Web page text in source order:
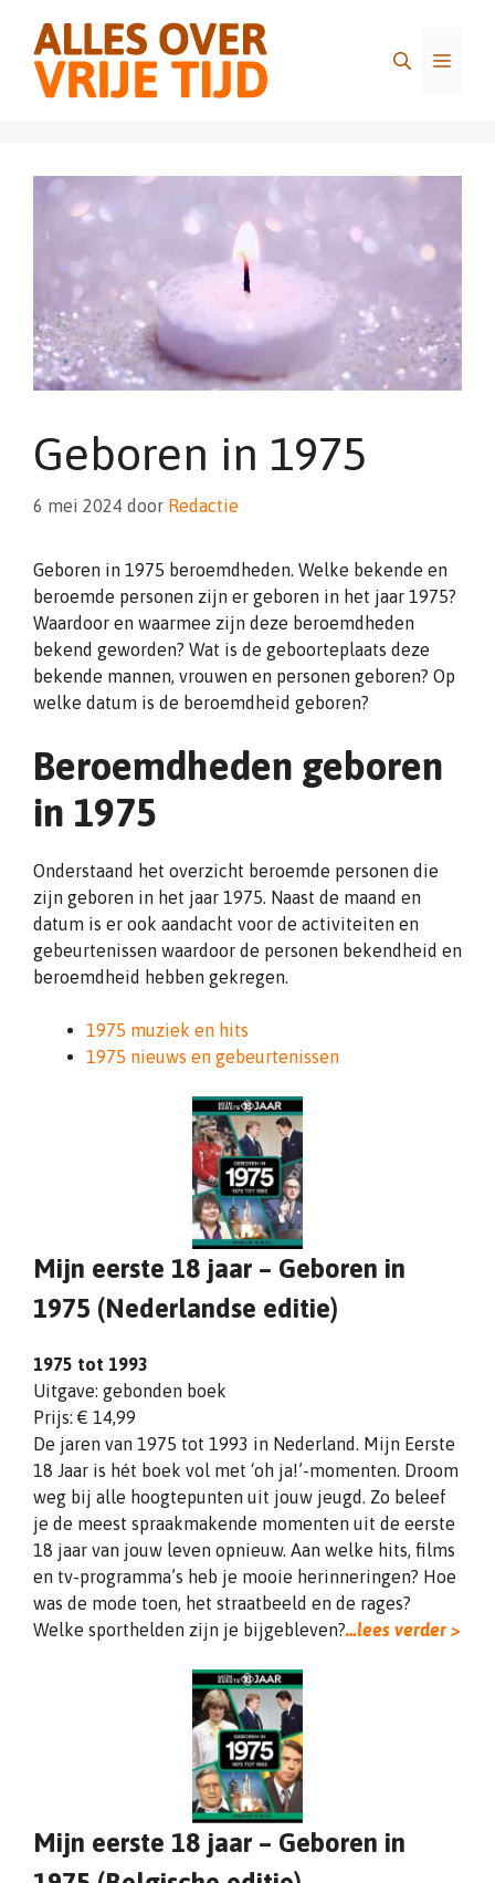
inhoud
Menu
Geboren in 1975
6 mei 2024 door Redactie
Geboren in 1975 beroemdheden. Welke bekende en
beroemde personen zijn er geboren in het jaar 1975?
Waardoor en waarmee zijn deze beroemdheden
bekend geworden? Wat is de geboorteplaats deze
bekende mannen, vrouwen en personen geboren? Op
welke datum is de beroemdheid geboren?
Beroemdheden geboren
in 1975
Onderstaand het overzicht beroemde personen die
zijn geboren in het jaar 1975. Naast de maand en
datum is er ook aandacht voor de activiteiten en
gebeurtenissen waardoor de personen bekendheid en
beroemdheid hebben gekregen.
1975 muziek en hits
1975 nieuws en gebeurtenissen
Mijn eerste 18 jaar – Geboren in
1975 (Nederlandse editie)
1975 tot 1993
Uitgave: gebonden boek
Prijs: € 14,99
De jaren van 1975 tot 1993 in Nederland. Mijn Eerste
18 Jaar is hét boek vol met ‘oh ja!’-momenten. Droom
weg bij alle hoogtepunten uit jouw jeugd. Zo beleef
je de meest spraakmakende momenten uit de eerste
18 jaar van jouw leven opnieuw. Aan welke hits, films
en tv-programma’s heb je mooie herinneringen? Hoe
was de mode toen, het straatbeeld en de rages?
Welke sporthelden zijn je bijgebleven?…lees verder >
Mijn eerste 18 jaar – Geboren in